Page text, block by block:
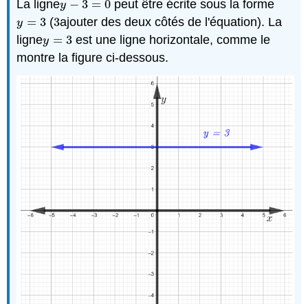
La ligney − 3 = 0
y −3 = 0 peut être écrite sous la forme
y = 3
y =3 (3
3ajouter des deux côtés de l'équation). La
ligney = 3
y =3
est une ligne horizontale, comme le
montre la figure ci-dessous.